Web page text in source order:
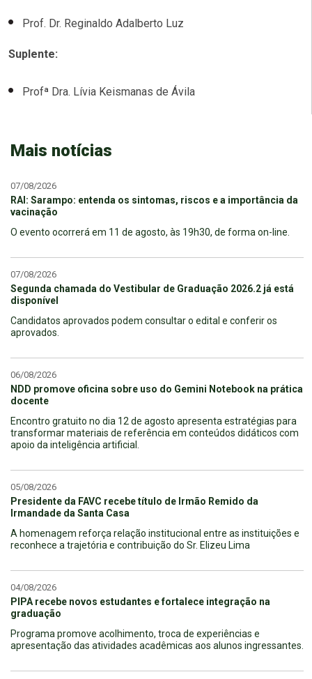
Prof. Dr. Reginaldo Adalberto Luz
Suplente:
Profª Dra. Lívia Keismanas de Ávila
Mais notícias
07/08/2026
RAI: Sarampo: entenda os sintomas, riscos e a importância da
vacinação
O evento ocorrerá em 11 de agosto, às 19h30, de forma on-line.
07/08/2026
Segunda chamada do Vestibular de Graduação 2026.2 já está
disponível
Candidatos aprovados podem consultar o edital e conferir os
aprovados.
06/08/2026
NDD promove oficina sobre uso do Gemini Notebook na prática
docente
Encontro gratuito no dia 12 de agosto apresenta estratégias para
transformar materiais de referência em conteúdos didáticos com
apoio da inteligência artificial.
05/08/2026
Presidente da FAVC recebe título de Irmão Remido da
Irmandade da Santa Casa
A homenagem reforça relação institucional entre as instituições e
reconhece a trajetória e contribuição do Sr. Elizeu Lima
04/08/2026
PIPA recebe novos estudantes e fortalece integração na
graduação
Programa promove acolhimento, troca de experiências e
apresentação das atividades acadêmicas aos alunos ingressantes.